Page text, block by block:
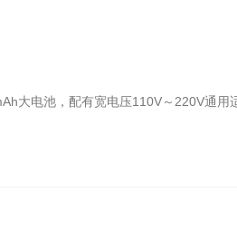
电池，配有宽电压110V～220V通用